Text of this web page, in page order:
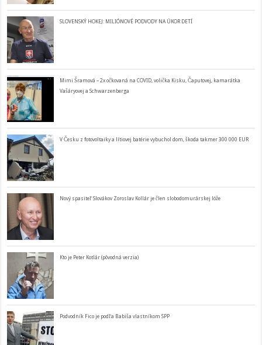
SLOVENSKÝ HOKEJ: MILIÓNOVÉ PODVODY NA ÚKOR DETÍ
Mimi Šramová – 2x očkovaná na COVID, volička Kisku, Čaputovej, kamarátka
Vašáryovej a Schwarzenberga
V Česku z fotovoltaiky a lítiovej batérie vybuchol dom, škoda takmer 300 000 EUR
Nový spasiteľ Slovákov Zoroslav Kollár je člen slobodomurárskej lóže
Kto je Peter Kotlár (pôvodná verzia)
Podvodník Fico je podľa Babiša vlastníkom SPP